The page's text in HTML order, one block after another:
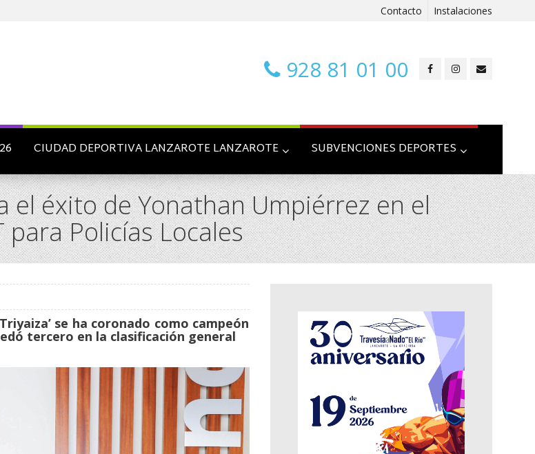
Contacto Instalaciones
928 81 01 00
CIUDAD DEPORTIVA LANZAROTE LANZAROTE SUBVENCIONES DEPORTES
el éxito de Yonathan Umpiérrez en el
Policías Locales
se ha coronado como campeón
tercero en la clasificación general